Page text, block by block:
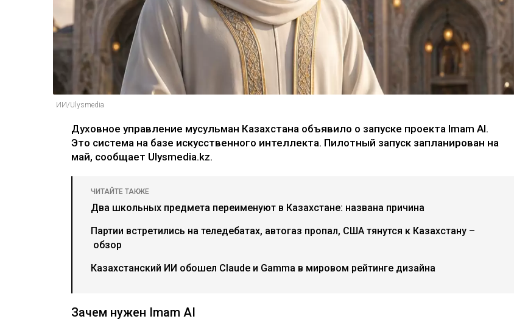
ИИ/Ulysmedia
Духовное управление мусульман Казахстана объявило о запуске проекта Imam AI.
Это система на базе искусственного интеллекта. Пилотный запуск запланирован на
май, сообщает Ulysmedia.kz.
ЧИТАЙТЕ ТАКЖЕ
Два школьных предмета переименуют в Казахстане: названа причина
Партии встретились на теледебатах, автогаз пропал, США тянутся к Казахстану –
обзор
Казахстанский ИИ обошел Claude и Gamma в мировом рейтинге дизайна
Зачем нужен Imam AI